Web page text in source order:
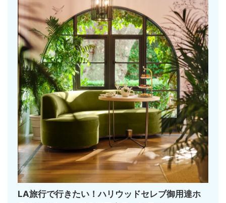
LA旅行で行きたい！ハリウッドセレブ御用達ホ